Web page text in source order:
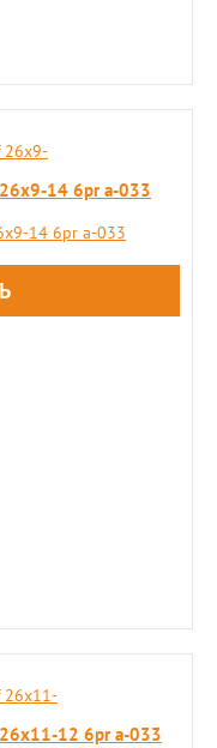
14 6pr a-033
14 6pr a-033
12 6pr a-033